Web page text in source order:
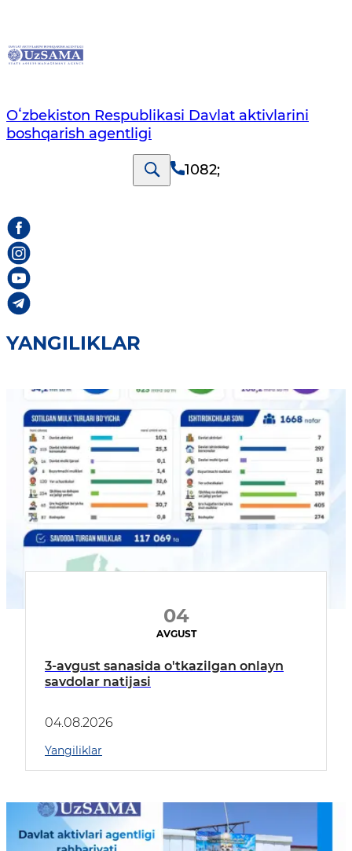
Oʻzbekiston Respublikasi Davlat aktivlarini
boshqarish agentligi
1082;
YANGILIKLAR
04
AVGUST
3-avgust sanasida o'tkazilgan onlayn
savdolar natijasi
04.08.2026
Yangiliklar